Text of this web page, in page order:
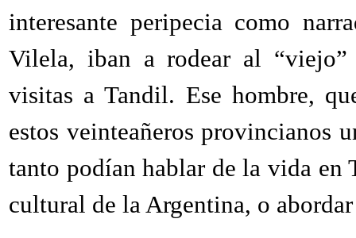
interesante peripecia como
Vilela, iban a rodear al
visitas a Tandil. Ese hombre,
estos veinteañeros provincianos
tanto podían hablar de la vida
cultural de la Argentina, o